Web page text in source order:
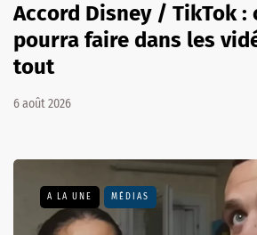
Accord Disney / TikTok :
pourra faire dans les
tout
6 août 2026
A LA UNE MÉDIAS